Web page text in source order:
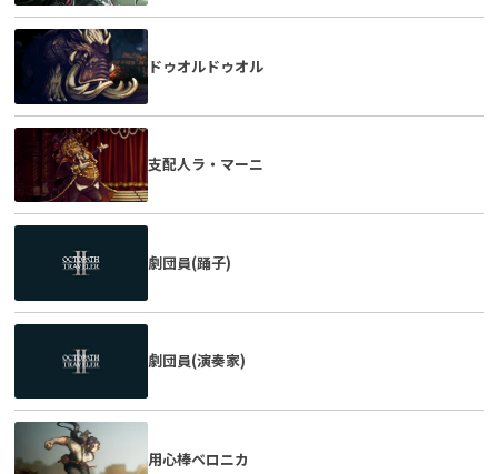
ドゥオルドゥオル
支配人ラ・マーニ
劇団員(踊子)
劇団員(演奏家)
用心棒ベロニカ